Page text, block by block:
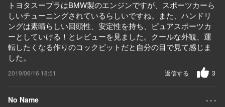
トヨタスープラはBMW製のエンジンですが、スポーツカーら
しいチューニングされているらしいですね。また、ハンドリ
ングは素晴らしい回頭性、安定性を持ち、ピュアスポーツカ
ーとしていける！とレビューを見ました。クールな外観、運
転したくなる作りのコックピットだと自分の目で見て感じま
した。
2019/06/16 18:51 3
返信する
No Name ...